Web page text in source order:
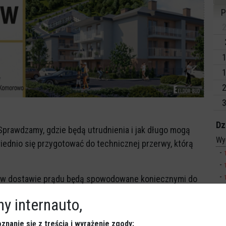
gdzie będą utrudnienia i jak długo mogą
się przygotować do technicznej przerwy, którą
dostawie prądu będą spowodowane koniecznymi do
zapewniającym stałe dostawy prądu i
internauto,
się z treścią i wyrażenie zgody: